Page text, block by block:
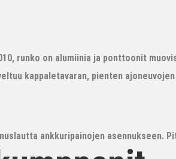
runko on alumiinia ja ponttoonit
kappaletavaran, pienten
ankkuripainojen asennukseen.